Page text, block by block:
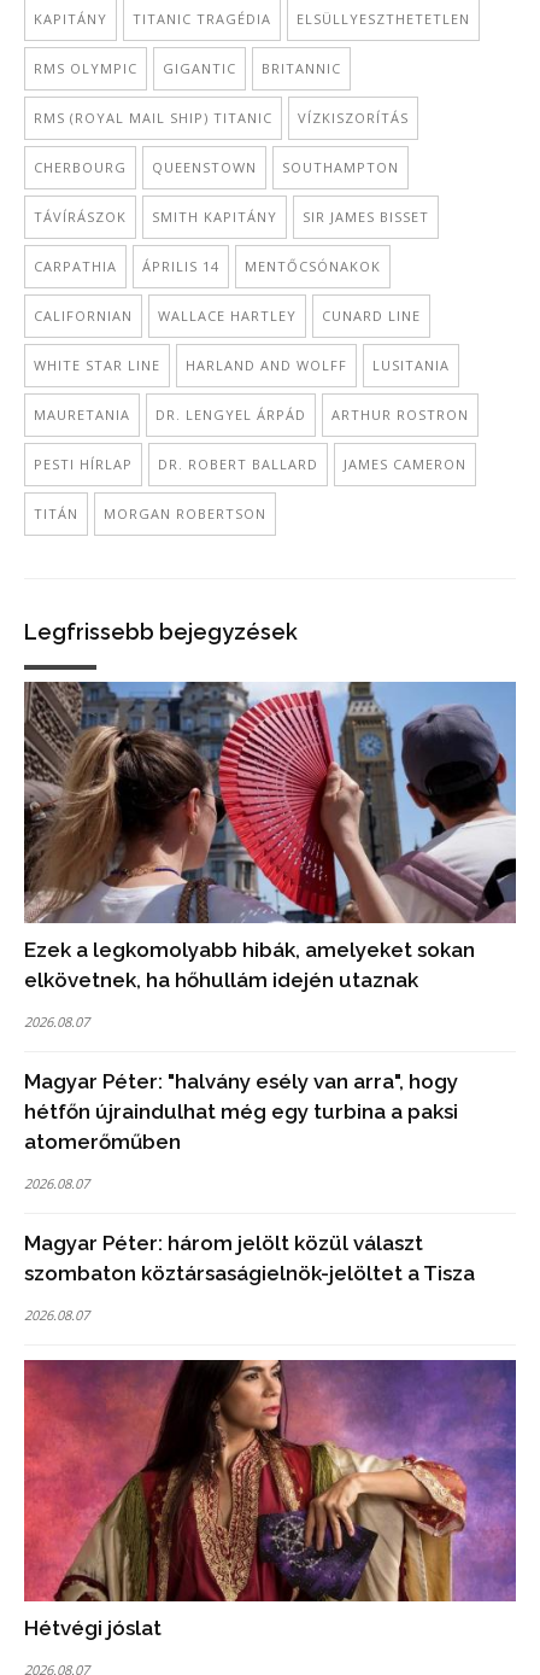
KAPITÁNY TITANIC TRAGÉDIA ELSÜLLYESZTHETETLEN
RMS OLYMPIC GIGANTIC BRITANNIC
RMS (ROYAL MAIL SHIP) TITANIC VÍZKISZORÍTÁS
CHERBOURG QUEENSTOWN SOUTHAMPTON
TÁVÍRÁSZOK SMITH KAPITÁNY SIR JAMES BISSET
CARPATHIA ÁPRILIS 14 MENTŐCSÓNAKOK
CALIFORNIAN WALLACE HARTLEY CUNARD LINE
WHITE STAR LINE HARLAND AND WOLFF LUSITANIA
MAURETANIA DR. LENGYEL ÁRPÁD ARTHUR ROSTRON
PESTI HÍRLAP DR. ROBERT BALLARD JAMES CAMERON
TITÁN MORGAN ROBERTSON
Legfrissebb bejegyzések
Ezek a legkomolyabb hibák, amelyeket sokan
elkövetnek, ha hőhullám idején utaznak
2026.08.07
Magyar Péter: "halvány esély van arra", hogy
hétfőn újraindulhat még egy turbina a paksi
atomerőműben
2026.08.07
Magyar Péter: három jelölt közül választ
szombaton köztársaságielnök-jelöltet a Tisza
2026.08.07
Hétvégi jóslat
2026.08.07